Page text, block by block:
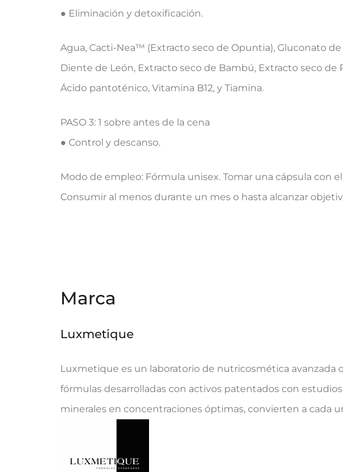
● Eliminación y detoxificación.
Agua, Cacti-Nea™ (Extracto seco de Opuntia), Gluconato
Diente de León, Extracto seco de Bambú, Extracto seco
Ácido pantoténico, Vitamina B12, y Tiamina.
PASO 3: 1 sobre antes de la cena
● Control y descanso.
Modo de empleo: Fórmula unisex. Tomar una cápsula con
Consumir al menos durante un mes o hasta alcanzar
Marca
Luxmetique
Luxmetique es un laboratorio de nutricosmética avanzada
fórmulas desarrolladas con activos patentados con
minerales en concentraciones óptimas, convierten a cada